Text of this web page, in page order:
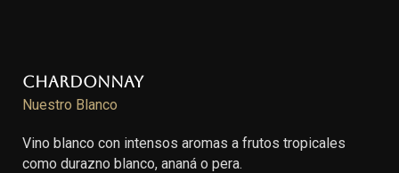
Chardonnay
Nuestro Blanco
Vino blanco con intensos aromas a frutos tropicales
como durazno blanco, ananá o pera.